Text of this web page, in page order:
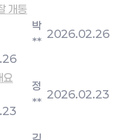
개통
박
**
2026.02.26
요
정
**
2026.02.23